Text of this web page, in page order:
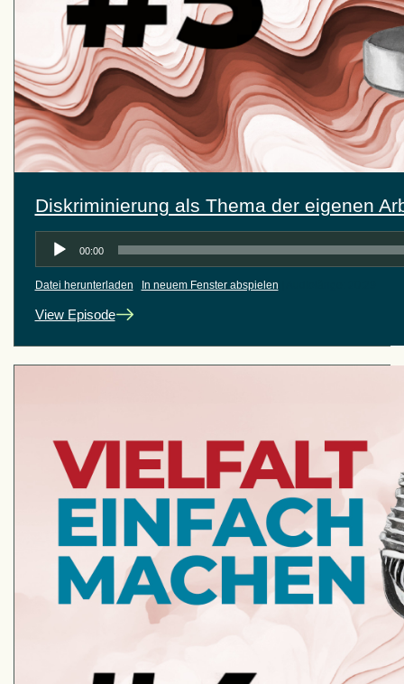
Diskriminierung als Thema der eigenen
Audio-
Player
00:00
Datei herunterladen In neuem Fenster abspielen
View Episode